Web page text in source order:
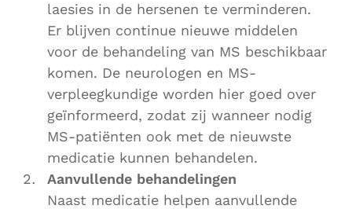
laesies in de hersenen te verminderen.
Er blijven continue nieuwe middelen
voor de behandeling van MS beschikbaar
komen. De neurologen en MS-
verpleegkundige worden hier goed over
geïnformeerd, zodat zij wanneer nodig
MS-patiënten ook met de nieuwste
medicatie kunnen behandelen.
Aanvullende behandelingen
Naast medicatie helpen aanvullende